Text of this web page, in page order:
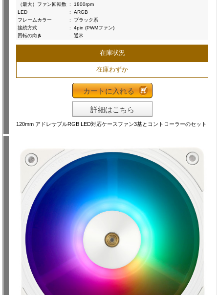
（最大）ファン回転数 :
1800rpm
LED
:
ARGB
フレームカラー
:
ブラック系
接続方式
:
4pin (PWMファン)
回転の向き
: 通常
在庫状況
在庫わずか
カートに入れる
詳細はこちら
120mm アドレサブルRGB LED対応ケースファン3基とコントローラーのセット